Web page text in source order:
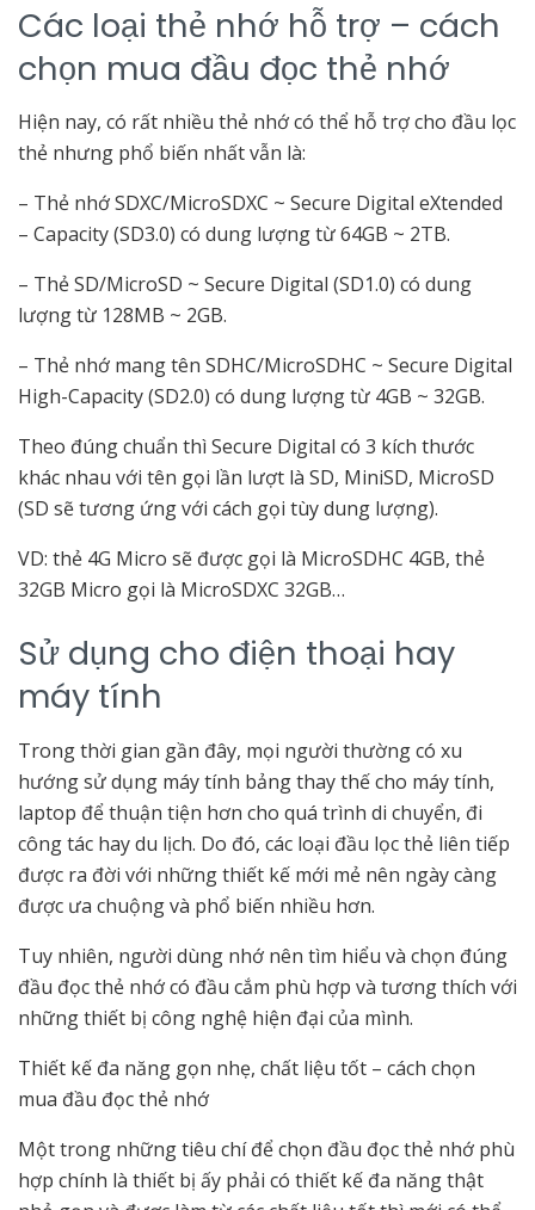
Các loại thẻ nhớ hỗ trợ – cách
chọn mua đầu đọc thẻ nhớ
Hiện nay, có rất nhiều thẻ nhớ có thể hỗ trợ cho đầu lọc
thẻ nhưng phổ biến nhất vẫn là:
– Thẻ nhớ SDXC/MicroSDXC ~ Secure Digital eXtended
– Capacity (SD3.0) có dung lượng từ 64GB ~ 2TB.
– Thẻ SD/MicroSD ~ Secure Digital (SD1.0) có dung
lượng từ 128MB ~ 2GB.
– Thẻ nhớ mang tên SDHC/MicroSDHC ~ Secure Digital
High-Capacity (SD2.0) có dung lượng từ 4GB ~ 32GB.
Theo đúng chuẩn thì Secure Digital có 3 kích thước
khác nhau với tên gọi lần lượt là SD, MiniSD, MicroSD
(SD sẽ tương ứng với cách gọi tùy dung lượng).
VD: thẻ 4G Micro sẽ được gọi là MicroSDHC 4GB, thẻ
32GB Micro gọi là MicroSDXC 32GB…
Sử dụng cho điện thoại hay
máy tính
Trong thời gian gần đây, mọi người thường có xu
hướng sử dụng máy tính bảng thay thế cho máy tính,
laptop để thuận tiện hơn cho quá trình di chuyển, đi
công tác hay du lịch. Do đó, các loại đầu lọc thẻ liên tiếp
được ra đời với những thiết kế mới mẻ nên ngày càng
được ưa chuộng và phổ biến nhiều hơn.
Tuy nhiên, người dùng nhớ nên tìm hiểu và chọn đúng
đầu đọc thẻ nhớ có đầu cắm phù hợp và tương thích với
những thiết bị công nghệ hiện đại của mình.
Thiết kế đa năng gọn nhẹ, chất liệu tốt – cách chọn
mua đầu đọc thẻ nhớ
Một trong những tiêu chí để chọn đầu đọc thẻ nhớ phù
hợp chính là thiết bị ấy phải có thiết kế đa năng thật